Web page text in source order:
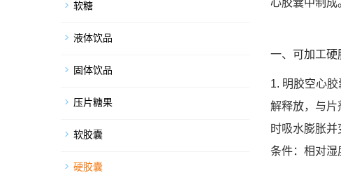
心胶囊中制成
一、可加工硬
1. 明胶空心
解释放，与
时吸水膨胀
条件：相对湿
软糖
液体饮品
固体饮品
压片糖果
软胶囊
硬胶囊